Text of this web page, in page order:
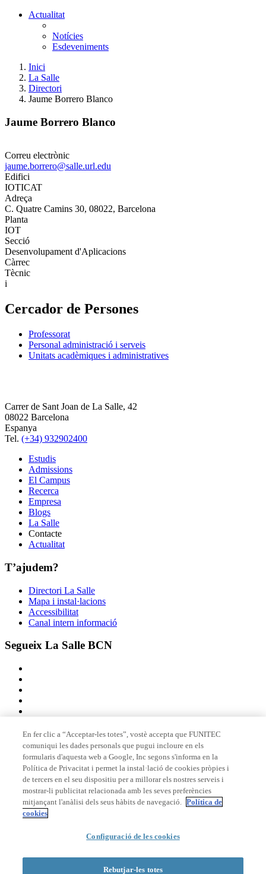
Actualitat
Notícies
Esdeveniments
Inici
La Salle
Directori
Jaume Borrero Blanco
Jaume Borrero Blanco
Correu electrònic
jaume.borrero@salle.url.edu
Edifici
IOTICAT
Adreça
C. Quatre Camins 30, 08022, Barcelona
Planta
IOT
Secció
Desenvolupament d'Aplicacions
Càrrec
Tècnic
i
Cercador de Persones
Professorat
Personal administració i serveis
Unitats acadèmiques i administratives
Carrer de Sant Joan de La Salle, 42
08022 Barcelona
Espanya
Tel. (+34) 932902400
Estudis
Admissions
El Campus
Recerca
Empresa
Blogs
La Salle
Contacte
Actualitat
T’ajudem?
Directori La Salle
Mapa i instal·lacions
Accessibilitat
Canal intern informació
Segueix La Salle BCN
Membre de
Acreditacions
© 2026 La Salle Campus Barcelona - URL |Avís legal
En fer clic a “Acceptar-les totes”, vostè accepta que FUNITEC
comuniqui les dades personals que pugui incloure en els
formularis d'aquesta web a Google, Inc segons s'informa en la
Política de Privacitat i permet la instal·lació de cookies pròpies i
de tercers en el seu dispositiu per a millorar els nostres serveis i
mostrar-li publicitat relacionada amb les seves preferències
mitjançant l'anàlisi dels seus hàbits de navegació. Política de
cookies
Configuració de les cookies
Rebutjar-les totes